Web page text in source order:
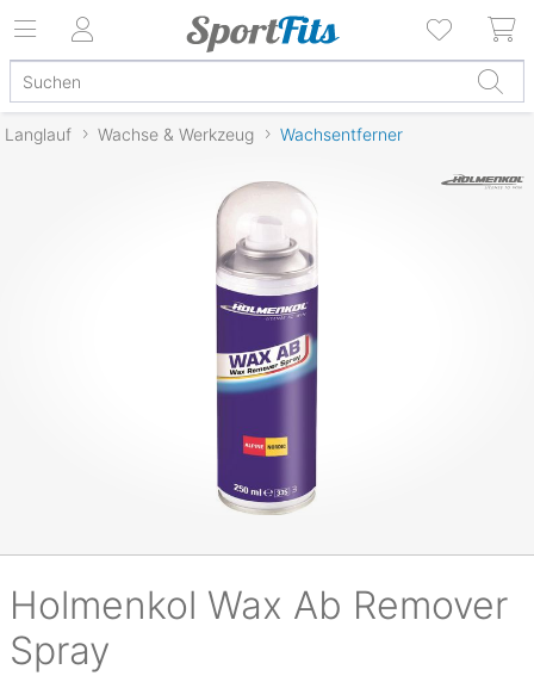
Langlauf Wachse & Werkzeug Wachsentferner
Holmenkol Wax Ab Remover
Spray